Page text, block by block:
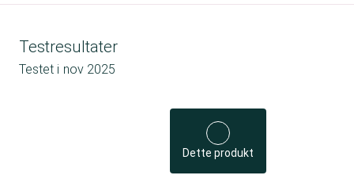
Testresultater
Testet i nov 2025
Dette produkt